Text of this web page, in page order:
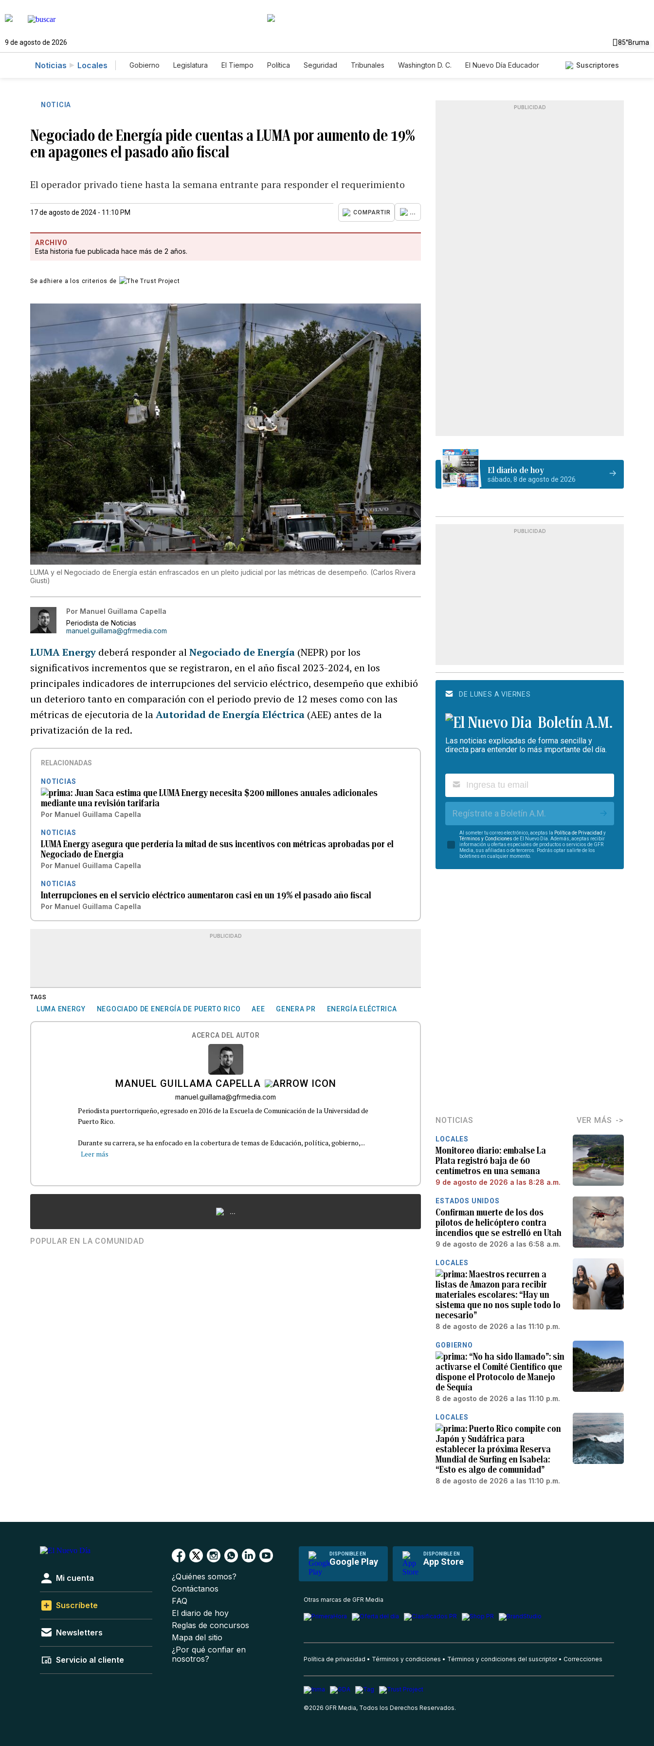
9 de agosto de 2026 85°Bruma
Noticias Locales Gobierno Legislatura El Tiempo Política Seguridad Tribunales Washington D. C.
El Nuevo Día Educador
Suscriptores
NOTICIA
Negociado de Energía pide cuentas a LUMA por aumento de 19%
en apagones el pasado año fiscal
El operador privado tiene hasta la semana entrante para responder el requerimiento
17 de agosto de 2024 - 11:10 PM COMPARTIR ...
ARCHIVO
Esta historia fue publicada hace más de 2 años.
Se adhiere a los criterios de
LUMA y el Negociado de Energía están enfrascados en un pleito judicial por las métricas de desempeño. (Carlos Rivera
Giusti)
Por Manuel Guillama Capella
Periodista de Noticias
manuel.guillama@gfrmedia.com
LUMA Energy deberá responder alNegociado de Energía (NEPR) por los
significativos incrementos que se registraron, en el año fiscal 2023-2024, en los
principales indicadores de interrupciones del servicio eléctrico, desempeño que exhibió
un deterioro tanto en comparación con el periodo previo de 12 meses como con las
métricas de ejecutoria de laAutoridad de Energía Eléctrica (AEE) antes de la
privatización de la red.
RELACIONADAS
NOTICIAS
Juan Saca estima que LUMA Energy necesita $200 millones anuales adicionales
mediante una revisión tarifaria
Por Manuel Guillama Capella
NOTICIAS
LUMA Energy asegura que perdería la mitad de sus incentivos con métricas aprobadas por el
Negociado de Energía
Por Manuel Guillama Capella
NOTICIAS
Interrupciones en el servicio eléctrico aumentaron casi en un 19% el pasado año fiscal
Por Manuel Guillama Capella
PUBLICIDAD
TAGS
LUMA ENERGY NEGOCIADO DE ENERGÍA DE PUERTO RICO AEE GENERA PR ENERGÍA ELÉCTRICA
ACERCA DEL AUTOR
MANUEL GUILLAMA CAPELLA
manuel.guillama@gfrmedia.com
Periodista puertorriqueño, egresado en 2016 de la Escuela de Comunicación de la Universidad de
Puerto Rico.
Durante su carrera, se ha enfocado en la cobertura de temas de Educación, política, gobierno,...
Leer más
...
POPULAR EN LA COMUNIDAD
PUBLICIDAD
El diario de hoy
sábado, 8 de agosto de 2026
PUBLICIDAD
DE LUNES A VIERNES
Boletín A.M.
Las noticias explicadas de forma sencilla y
directa para entender lo más importante del día.
Regístrate a Boletín A.M.
Al someter tu correo electrónico, aceptas la Política de Privacidad y
Términos y Condiciones de El Nuevo Día. Además, aceptas recibir
información u ofertas especiales de productos o servicios de GFR
Media, sus afiliadas o de terceros. Podrás optar salirte de los
boletines en cualquier momento.
NOTICIAS VER MÁS
LOCALES
Monitoreo diario: embalse La
Plata registró baja de 60
centímetros en una semana
9 de agosto de 2026 a las 8:28 a.m.
ESTADOS UNIDOS
Confirman muerte de los dos
pilotos de helicóptero contra
incendios que se estrelló en Utah
9 de agosto de 2026 a las 6:58 a.m.
LOCALES
Maestros recurren a
listas de Amazon para recibir
materiales escolares: “Hay un
sistema que no nos suple todo lo
necesario”
8 de agosto de 2026 a las 11:10 p.m.
GOBIERNO
“No ha sido llamado”: sin
activarse el Comité Científico que
dispone el Protocolo de Manejo
de Sequía
8 de agosto de 2026 a las 11:10 p.m.
LOCALES
Puerto Rico compite con
Japón y Sudáfrica para
establecer la próxima Reserva
Mundial de Surfing en Isabela:
“Esto es algo de comunidad”
8 de agosto de 2026 a las 11:10 p.m.
DISPONIBLE EN
Google Play
DISPONIBLE EN
App Store
Mi cuenta
Suscríbete
Newsletters
Servicio al cliente
¿Quiénes somos?
Contáctanos
FAQ
El diario de hoy
Reglas de concursos
Mapa del sitio
¿Por qué confiar en
nosotros?
Otras marcas de GFR Media
Política de privacidad Términos y condiciones Términos y condiciones del suscriptor Correcciones
©2026 GFR Media, Todos los Derechos Reservados.